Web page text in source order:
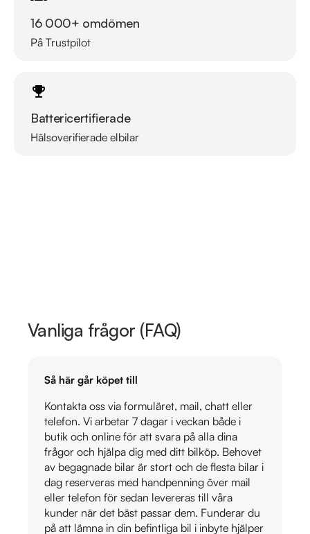
16 000+ omdömen
På Trustpilot
Battericertifierade
Hälsoverifierade elbilar
Läs mer om oss
Vanliga frågor (FAQ)
Så här går köpet till
Kontakta oss via formuläret, mail, chatt eller
telefon. Vi arbetar 7 dagar i veckan både i
butik och online för att svara på alla dina
frågor och hjälpa dig med ditt bilköp. Behovet
av begagnade bilar är stort och de flesta bilar i
dag reserveras med handpenning över mail
eller telefon för sedan levereras till våra
kunder när det bäst passar dem. Funderar du
på att lämna in din befintliga bil i inbyte hjälper